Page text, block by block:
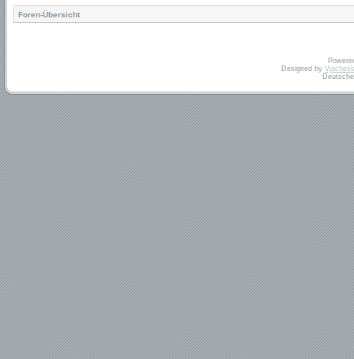
Foren-Übersicht
Designed by